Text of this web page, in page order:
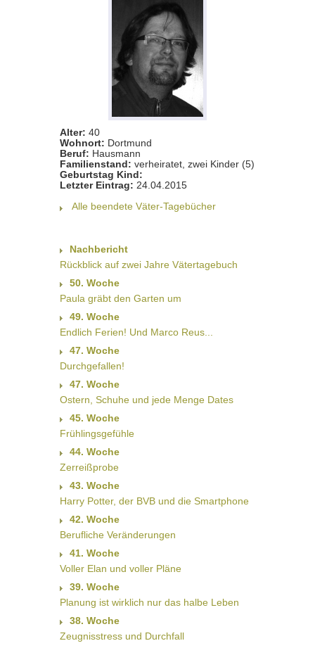
Alter: 40
Wohnort: Dortmund
Beruf: Hausmann
Familienstand: verheiratet, zwei Kinder (5)
Geburtstag Kind:
Letzter Eintrag: 24.04.2015
Alle beendete Väter-Tagebücher
Nachbericht
Rückblick auf zwei Jahre Vätertagebuch
50. Woche
Paula gräbt den Garten um
49. Woche
Endlich Ferien! Und Marco Reus...
47. Woche
Durchgefallen!
47. Woche
Ostern, Schuhe und jede Menge Dates
45. Woche
Frühlingsgefühle
44. Woche
Zerreißprobe
43. Woche
Harry Potter, der BVB und die Smartphone
42. Woche
Berufliche Veränderungen
41. Woche
Voller Elan und voller Pläne
39. Woche
Planung ist wirklich nur das halbe Leben
38. Woche
Zeugnisstress und Durchfall